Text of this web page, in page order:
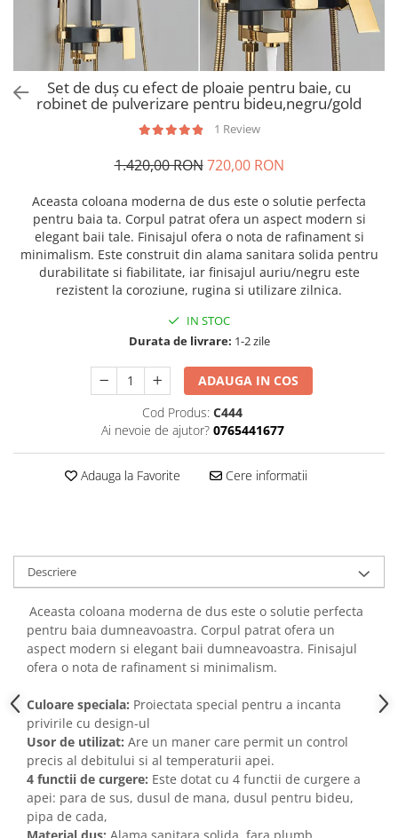
Set de duș cu efect de ploaie pentru baie, cu
robinet de pulverizare pentru bideu,negru/gold
1 Review
1.420,00 RON 720,00 RON
Aceasta coloana moderna de dus este o solutie perfecta
pentru baia ta. Corpul patrat ofera un aspect modern si
elegant baii tale. Finisajul ofera o nota de rafinament si
minimalism. Este construit din alama sanitara solida pentru
durabilitate si fiabilitate, iar finisajul auriu/negru este
rezistent la coroziune, rugina si utilizare zilnica.
IN STOC
Durata de livrare: 1-2 zile
ADAUGA IN COS
Cod Produs: C444
Ai nevoie de ajutor? 0765441677
Adauga la Favorite Cere informatii
Descriere
Aceasta coloana moderna de dus este o solutie perfecta
pentru baia dumneavoastra. Corpul patrat ofera un
aspect modern si elegant baii dumneavoastra. Finisajul
ofera o nota de rafinament si minimalism.
Culoare speciala: Proiectata special pentru a incanta
privirile cu design-ul
Usor de utilizat: Are un maner care permit un control
precis al debitului si al temperaturii apei.
4 functii de curgere: Este dotat cu 4 functii de curgere a
apei: para de sus, dusul de mana, dusul pentru bideu,
pipa de cada,